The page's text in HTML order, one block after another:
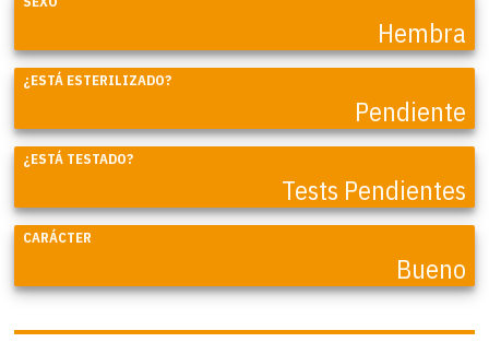
Hembra
¿ESTÁ ESTERILIZADO?
Pendiente
¿ESTÁ TESTADO?
Tests Pendientes
CARÁCTER
Bueno